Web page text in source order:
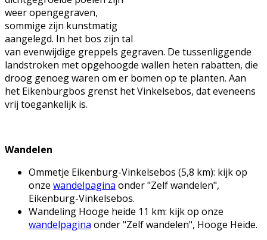
weer opengegraven,
sommige zijn kunstmatig
aangelegd. In het bos zijn tal
van evenwijdige greppels gegraven. De tussenliggende
landstroken met opgehoogde wallen heten rabatten, die
droog genoeg waren om er bomen op te planten. Aan
het Eikenburgbos grenst het Vinkelsebos, dat eveneens
vrij toegankelijk is.
Wandelen
Ommetje Eikenburg-Vinkelsebos (5,8 km): kijk op
onze wandelpagina onder "Zelf wandelen",
Eikenburg-Vinkelsebos.
Wandeling Hooge heide 11 km: kijk op onze
wandelpagina onder "Zelf wandelen", Hooge Heide.